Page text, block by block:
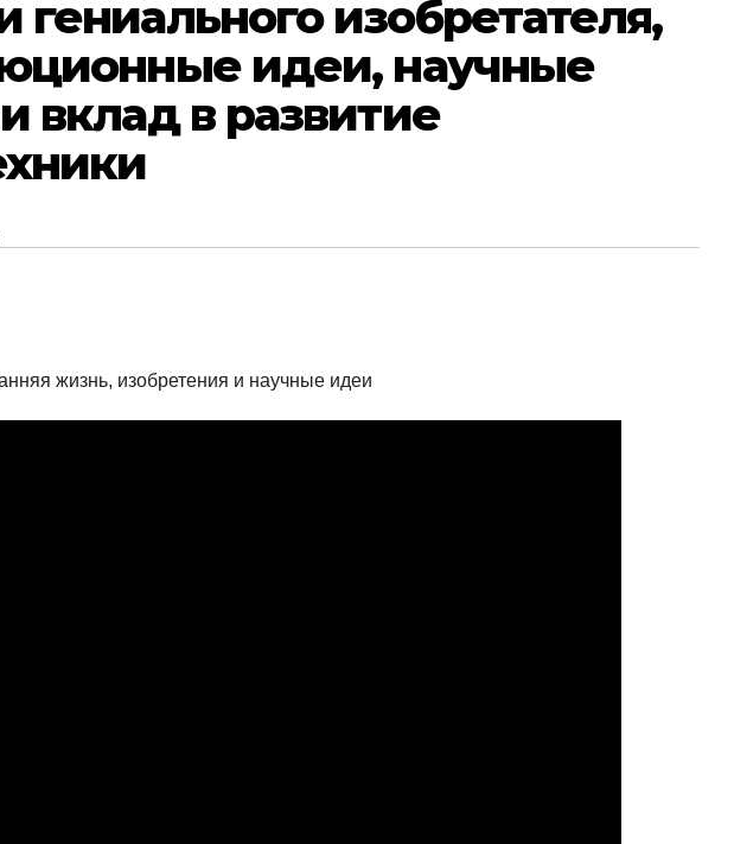
гениального изобретателя,
идеи, научные
вклад в развитие